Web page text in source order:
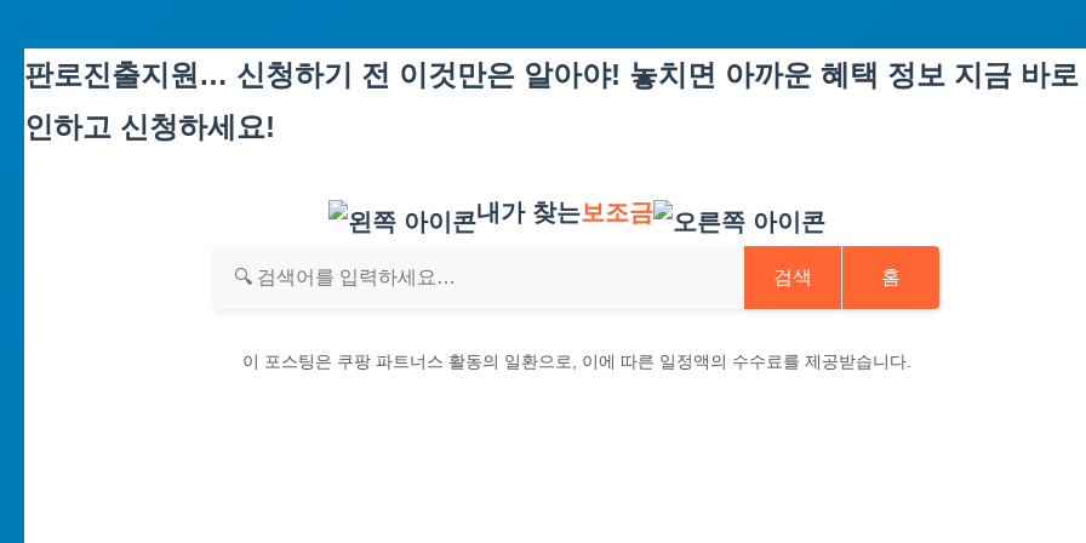
Skip
content
판로진출지원… 신청하기 전 이것만은 알아야! 놓치면 아까운 혜택 정보 지금 바로
인하고 신청하세요!
내가 찾는보조금
검색 홈
이 포스팅은 쿠팡 파트너스 활동의 일환으로, 이에 따른 일정액의 수수료를 제공받습니다.